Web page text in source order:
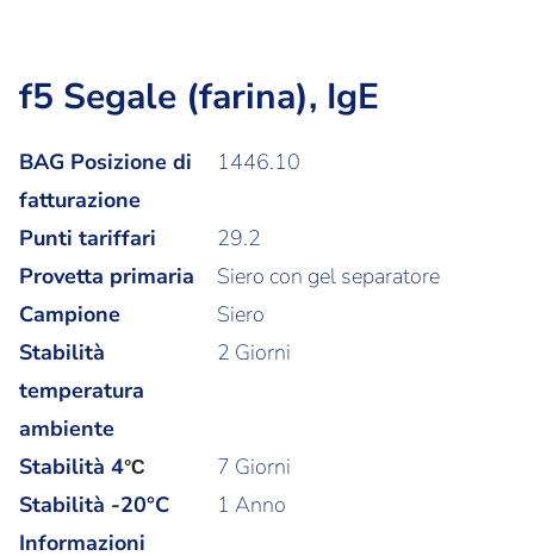
f5 Segale (farina), IgE
BAG Posizione di
fatturazione
1446.10
Punti tariffari
29.2
Provetta primaria
Siero con gel separatore
Campione
Siero
Stabilità
temperatura
ambiente
2 Giorni
Stabilità 4°C
7 Giorni
Stabilità -20°C
1 Anno
Informazioni